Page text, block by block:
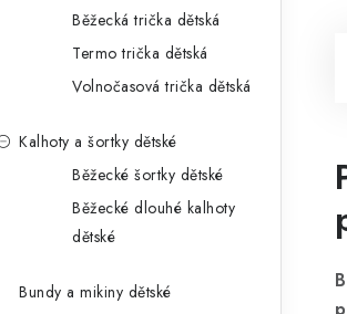
Běžecká trička dětská
Termo trička dětská
Volnočasová trička dětská
Kalhoty a šortky dětské
Běžecké šortky dětské
Běžecké dlouhé kalhoty
dětské
Bundy a mikiny dětské